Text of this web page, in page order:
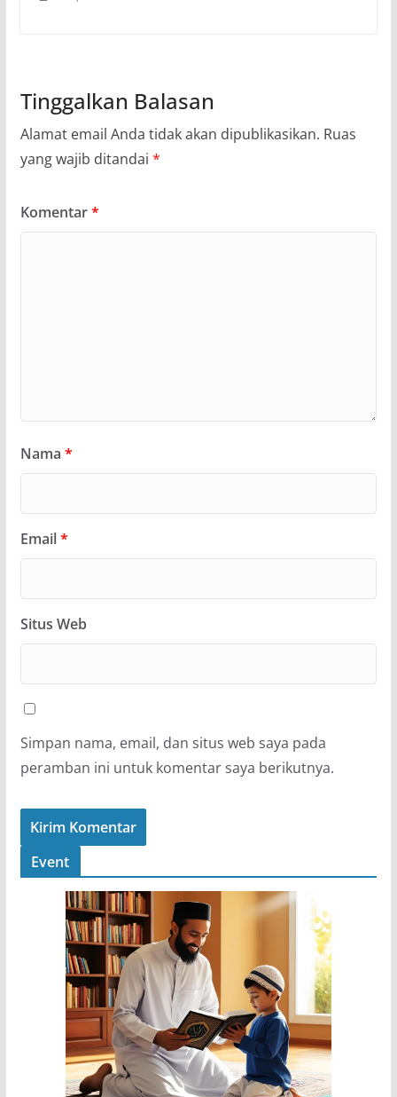
Tinggalkan Balasan
Alamat email Anda tidak akan dipublikasikan. Ruas
yang wajib ditandai *
Komentar*
Nama *
Email*
Situs Web
Simpan nama, email, dan situs web saya pada
peramban ini untuk komentar saya berikutnya.
Event